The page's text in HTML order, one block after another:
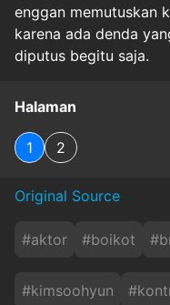
enggan memutuskan
karena ada denda
diputus begitu saja.
Halaman
1 2
Original Source
#aktor #boikot #
#kimsoohyun #